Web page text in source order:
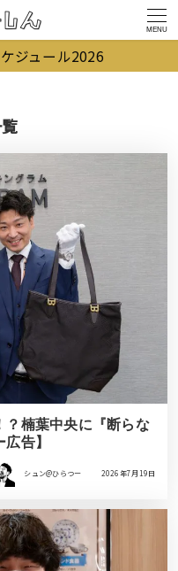
MENU
ジュール2026
？楠葉中央に『断らな
告】
シュン@ひらつー 2026年7月19日